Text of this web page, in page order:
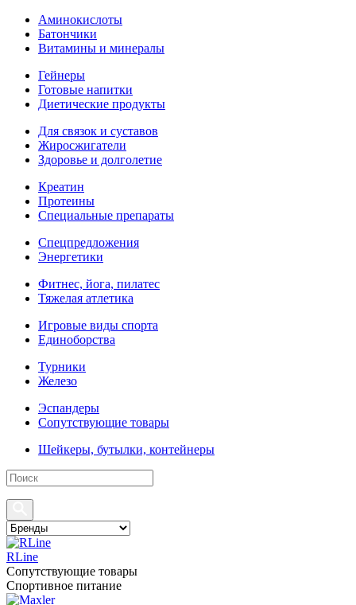
Аминокислоты
Батончики
Витамины и минералы
Гейнеры
Готовые напитки
Диетические продукты
Для связок и суставов
Жиросжигатели
Здоровье и долголетие
Креатин
Протеины
Специальные препараты
Спецпредложения
Энергетики
Фитнес, йога, пилатес
Тяжелая атлетика
Игровые виды спорта
Единоборства
Турники
Железо
Эспандеры
Сопутствующие товары
Шейкеры, бутылки, контейнеры
RLine
Сопутствующие товары
Спортивное питание